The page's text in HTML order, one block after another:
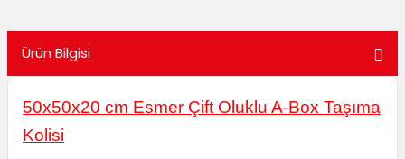
Ürün Bilgisi
50x50x20 cm Esmer Çift Oluklu A-Box Taşıma
Kolisi